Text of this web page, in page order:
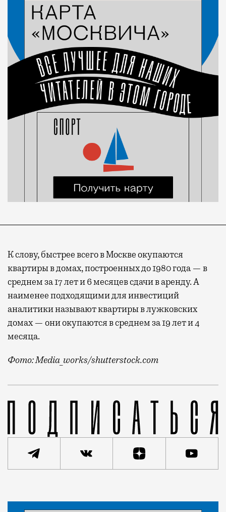
К слову, быстрее всего в Москве окупаются
квартиры в домах, построенных до 1980 года — в
среднем за 17 лет и 6 месяцев сдачи в аренду. А
наименее подходящими для инвестиций
аналитики называют квартиры в лужковских
домах — они окупаются в среднем за 19 лет и 4
месяца.
Фото: Media_works/shutterstock.com
Эксперты уже довольно давно говорят, что на
Статья
Николай Спиридонов